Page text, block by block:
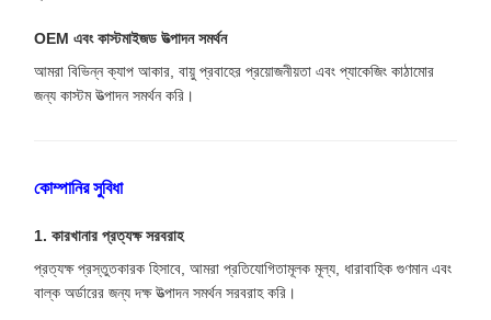
OEM এবং কাস্টমাইজড উত্পাদন সমর্থন
আমরা বিভিন্ন ক্যাপ আকার, বায়ু প্রবাহের প্রয়োজনীয়তা এবং প্যাকেজিং কাঠামোর
জন্য কাস্টম উত্পাদন সমর্থন করি।
কোম্পানির সুবিধা
1. কারখানার প্রত্যক্ষ সরবরাহ
প্রত্যক্ষ প্রস্তুতকারক হিসাবে, আমরা প্রতিযোগিতামূলক মূল্য, ধারাবাহিক গুণমান এবং
বাল্ক অর্ডারের জন্য দক্ষ উত্পাদন সমর্থন সরবরাহ করি।